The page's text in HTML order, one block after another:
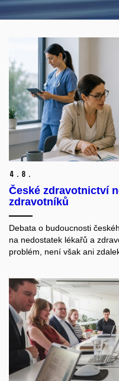
4. 8.
České zdravotnictví
zdravotníků
Debata o budoucnosti
na nedostatek lékařů a
problém, není však ani